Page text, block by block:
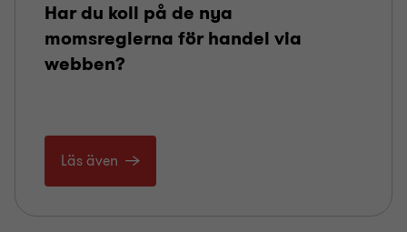
Har du koll på de nya
momsreglerna för handel via
webben?
Läs även